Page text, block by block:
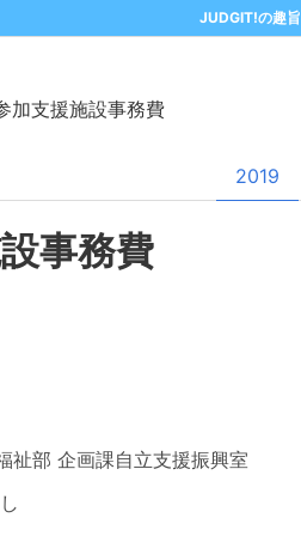
JUDGIT!の趣旨
加支援施設事務費
2019
事務費
祉部 企画課自立支援振興室